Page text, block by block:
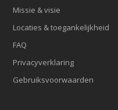
Missie & visie
Locaties & toegankelijkheid
FAQ
Privacyverklaring
Gebruiksvoorwaarden